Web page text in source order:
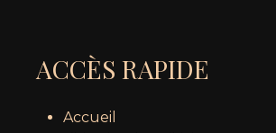
ACCÈS RAPIDE
Accueil